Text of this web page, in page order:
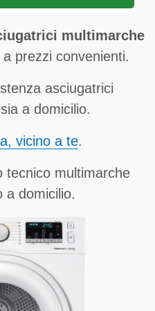
multimarche
prezzi convenienti.
asciugatrici
a domicilio.
vicino a te.
tecnico multimarche
a domicilio.